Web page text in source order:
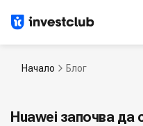
Начало Блог
Huawei започва да